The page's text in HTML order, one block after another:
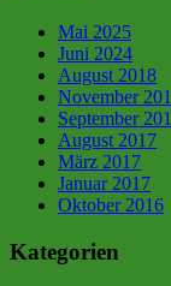
Mai 2025
Juni 2024
August 2018
November
September
August 2017
März 2017
Januar 2017
Oktober 2016
Kategorien